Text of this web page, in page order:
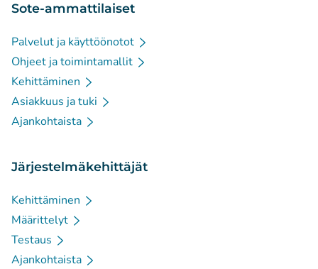
Sote-ammattilaiset
Palvelut ja käyttöönotot
Ohjeet ja toimintamallit
Kehittäminen
Asiakkuus ja tuki
Ajankohtaista
Järjestelmäkehittäjät
Kehittäminen
Määrittelyt
Testaus
Ajankohtaista